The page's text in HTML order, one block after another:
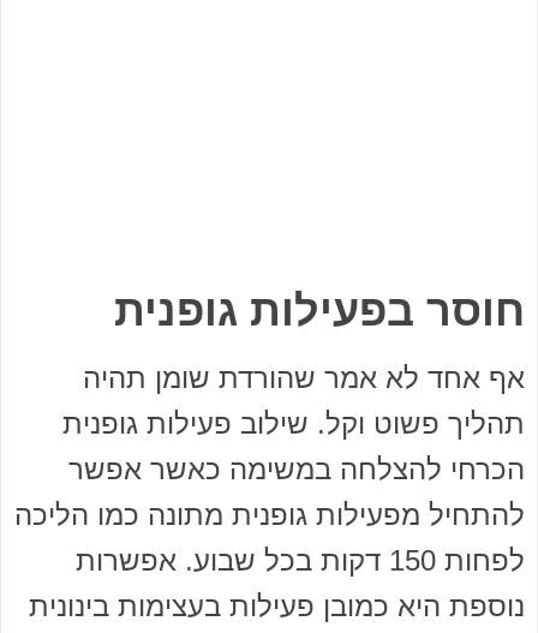
חוסר בפעילות גופנית
אף אחד לא אמר שהורדת שומן תהיה
תהליך פשוט וקל. שילוב פעילות גופנית
הכרחי להצלחה במשימה כאשר אפשר
להתחיל מפעילות גופנית מתונה כמו הליכה
לפחות 150 דקות בכל שבוע. אפשרות
נוספת היא כמובן פעילות בעצימות בינונית